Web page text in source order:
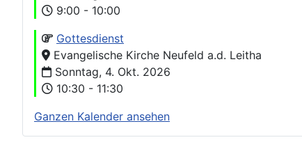
9:00 - 10:00
Gottesdienst
Evangelische Kirche Neufeld a.d. Leitha
Sonntag, 4. Okt. 2026
10:30 - 11:30
Ganzen Kalender ansehen